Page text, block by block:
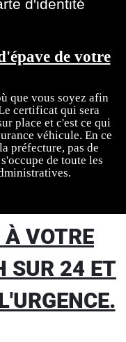
d'identité
de votre
que vous soyez afin
certificat qui sera
place et c'est ce qui
véhicule. En ce
préfecture, pas de
de toute les
VOTRE
SUR 24 ET